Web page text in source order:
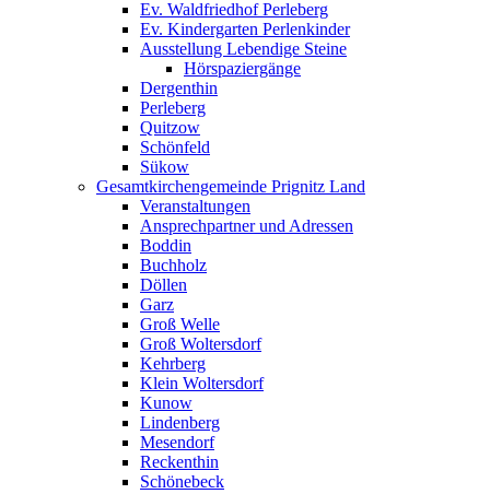
Ev. Waldfriedhof Perleberg
Ev. Kindergarten Perlenkinder
Ausstellung Lebendige Steine
Hörspaziergänge
Dergenthin
Perleberg
Quitzow
Schönfeld
Sükow
Gesamtkirchengemeinde Prignitz Land
Veranstaltungen
Ansprechpartner und Adressen
Boddin
Buchholz
Döllen
Garz
Groß Welle
Groß Woltersdorf
Kehrberg
Klein Woltersdorf
Kunow
Lindenberg
Mesendorf
Reckenthin
Schönebeck